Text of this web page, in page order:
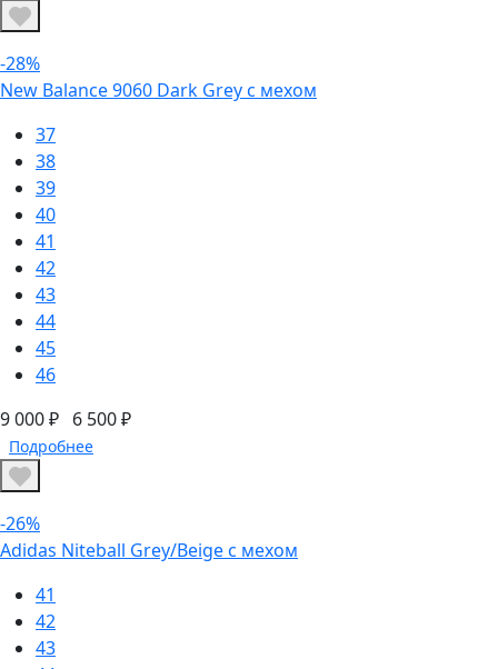
-28%
New Balance 9060 Dark Grey с мехом
37
38
39
40
41
42
43
44
45
46
9 000 ₽ 6 500 ₽
Подробнее
-26%
Adidas Niteball Grey/Beige с мехом
41
42
43